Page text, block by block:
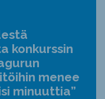
konkurssin
menee
minuuttia”